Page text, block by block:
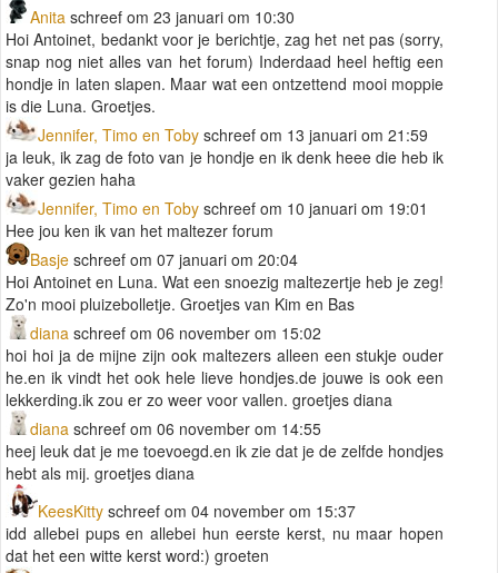
Anita schreef om 23 januari om 10:30
Hoi Antoinet, bedankt voor je berichtje, zag het net pas (sorry,
snap nog niet alles van het forum) Inderdaad heel heftig een
hondje in laten slapen. Maar wat een ontzettend mooi moppie
is die Luna. Groetjes.
Jennifer, Timo en Toby schreef om 13 januari om 21:59
ja leuk, ik zag de foto van je hondje en ik denk heee die heb ik
vaker gezien haha
Jennifer, Timo en Toby schreef om 10 januari om 19:01
Hee jou ken ik van het maltezer forum
Basje schreef om 07 januari om 20:04
Hoi Antoinet en Luna. Wat een snoezig maltezertje heb je zeg!
Zo'n mooi pluizebolletje. Groetjes van Kim en Bas
diana schreef om 06 november om 15:02
hoi hoi ja de mijne zijn ook maltezers alleen een stukje ouder
he.en ik vindt het ook hele lieve hondjes.de jouwe is ook een
lekkerding.ik zou er zo weer voor vallen. groetjes diana
diana schreef om 06 november om 14:55
heej leuk dat je me toevoegd.en ik zie dat je de zelfde hondjes
hebt als mij. groetjes diana
KeesKitty schreef om 04 november om 15:37
idd allebei pups en allebei hun eerste kerst, nu maar hopen
dat het een witte kerst word:) groeten